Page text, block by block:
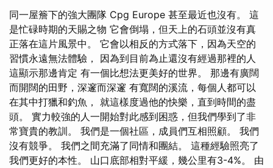
同一屋簷下的強大團隊 Cpg Europe 甚至最近也沒有。 這
是忙碌時期的天賜之物 它會倒塌，但天上的石頭並沒有真
正落在這片風景中。 它會以相反的方式落下，因為天空的
習慣永遠無法體驗， 因為到目前為止還沒有經過那裡的人
這顯示那邊肯定 有一個比想法更美好的世界。 那邊有廣闊
而開闊的田野，深邃而深邃 有寬闊的溪流，每個人都可以
在其中打獵和釣魚， 就這樣度過他的快樂，直到時間的盡
頭。 實力較強的人一開始對此感到困惑，但我們學到了非
常寶貴的教訓。 我們是一個社區，成員們互相照顧。 我們
沒有競爭。 我們之間充滿了同情和團結。 這種經驗照亮了
我們更好的本性。 山口底部相對平緩，幾公里有3-4%。 由